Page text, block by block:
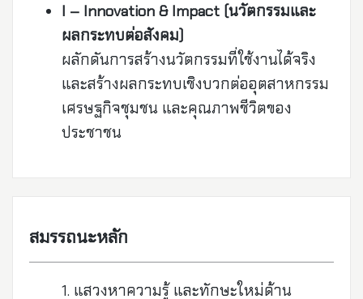
I – Innovation & Impact (นวัตกรรมและ
ผลกระทบต่อสังคม)
ผลักดันการสร้างนวัตกรรมที่ใช้งานได้จริง
และสร้างผลกระทบเชิงบวกต่ออุตสาหกรรม
เศรษฐกิจชุมชน และคุณภาพชีวิตของ
ประชาชน
สมรรถนะหลัก
แสวงหาความรู้ และทักษะใหม่ด้าน